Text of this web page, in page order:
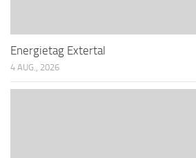
Energietag Extertal
4 AUG., 2026